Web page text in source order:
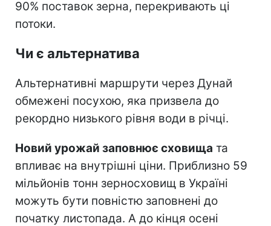
90% поставок зерна, перекривають ці
потоки.
Чи є альтернатива
Альтернативні маршрути через Дунай
обмежені посухою, яка призвела до
рекордно низького рівня води в річці.
Новий урожай заповнює сховища та
впливає на внутрішні ціни. Приблизно 59
мільйонів тонн зерносховищ в Україні
можуть бути повністю заповнені до
початку листопада. А до кінця осені